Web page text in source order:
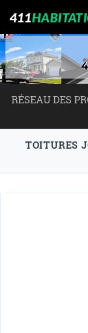
411
RÉSEAU DES
TOITURES